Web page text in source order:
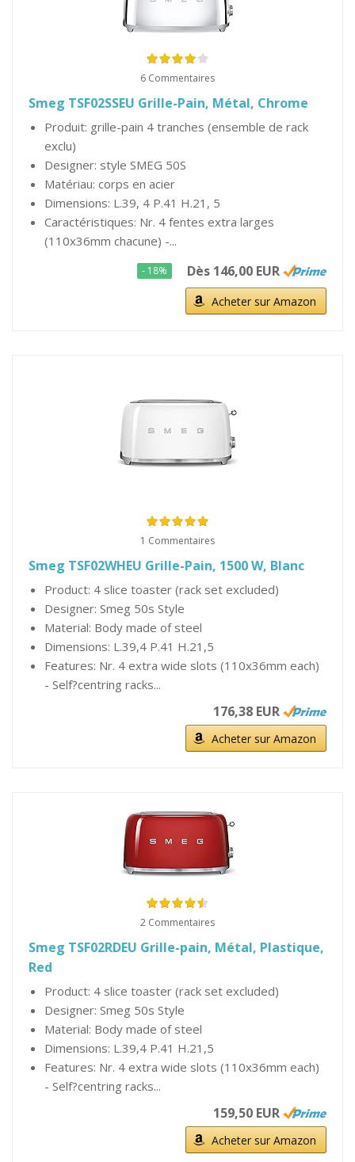
6 Commentaires
Smeg TSF02SSEU Grille-Pain, Métal, Chrome
Produit: grille-pain 4 tranches (ensemble de rack
exclu)
Designer: style SMEG 50S
Matériau: corps en acier
Dimensions: L.39, 4 P.41 H.21, 5
Caractéristiques: Nr. 4 fentes extra larges
(110x36mm chacune) -...
- 18% Dès 146,00 EUR
Acheter sur Amazon
1 Commentaires
Smeg TSF02WHEU Grille-Pain, 1500 W, Blanc
Product: 4 slice toaster (rack set excluded)
Designer: Smeg 50s Style
Material: Body made of steel
Dimensions: L.39,4 P.41 H.21,5
Features: Nr. 4 extra wide slots (110x36mm each)
- Self?centring racks...
176,38 EUR
Acheter sur Amazon
2 Commentaires
Smeg TSF02RDEU Grille-pain, Métal, Plastique,
Red
Product: 4 slice toaster (rack set excluded)
Designer: Smeg 50s Style
Material: Body made of steel
Dimensions: L.39,4 P.41 H.21,5
Features: Nr. 4 extra wide slots (110x36mm each)
- Self?centring racks...
159,50 EUR
Acheter sur Amazon